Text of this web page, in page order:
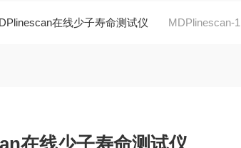
在线少子寿命测试仪 MDPlinescan-
在线少子寿命测试仪